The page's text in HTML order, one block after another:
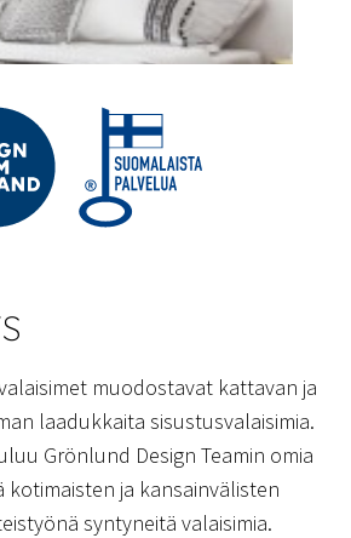
muodostavat kattavan ja
laadukkaita sisustusvalaisimia.
Grönlund Design Teamin omia
kotimaisten ja kansainvälisten
syntyneitä valaisimia.